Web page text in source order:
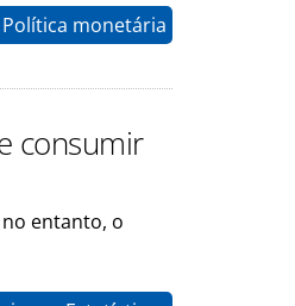
Política monetária
consumir
entanto, o